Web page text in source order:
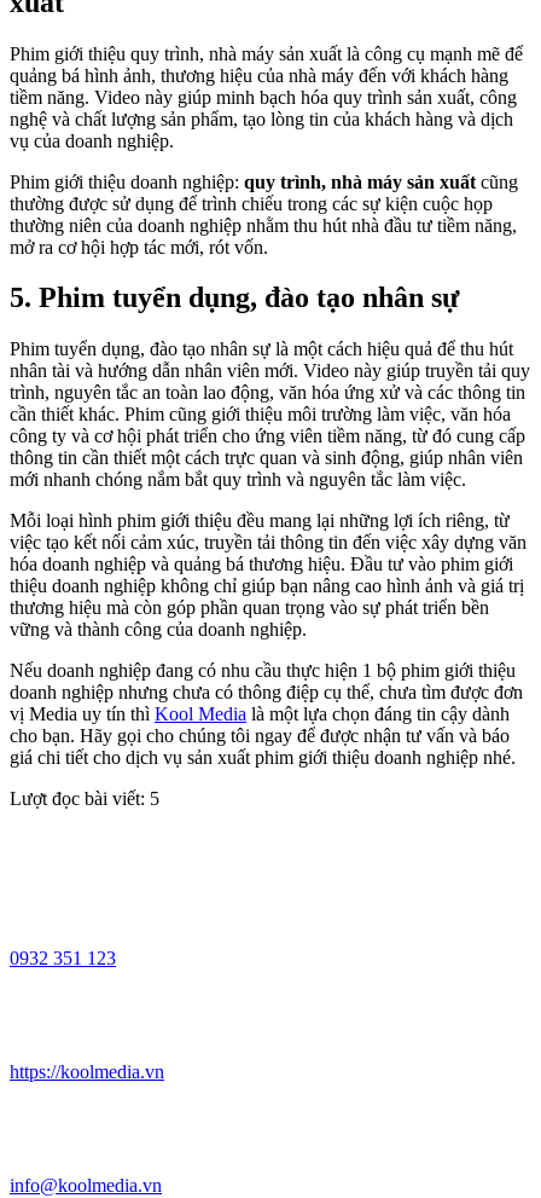
Phim giới thiệu quy trình, nhà máy sản xuất là công cụ mạnh mẽ để
quảng bá hình ảnh, thương hiệu của nhà máy đến với khách hàng
tiềm năng. Video này giúp minh bạch hóa quy trình sản xuất, công
nghệ và chất lượng sản phẩm, tạo lòng tin của khách hàng và dịch
vụ của doanh nghiệp.
Phim giới thiệu doanh nghiệp: quy trình, nhà máy sản xuất cũng
thường được sử dụng để trình chiếu trong các sự kiện cuộc họp
thường niên của doanh nghiệp nhằm thu hút nhà đầu tư tiềm năng,
mở ra cơ hội hợp tác mới, rót vốn.
5. Phim tuyển dụng, đào tạo nhân sự
Phim tuyển dụng, đào tạo nhân sự là một cách hiệu quả để thu hút
nhân tài và hướng dẫn nhân viên mới. Video này giúp truyền tải quy
trình, nguyên tắc an toàn lao động, văn hóa ứng xử và các thông tin
cần thiết khác. Phim cũng giới thiệu môi trường làm việc, văn hóa
công ty và cơ hội phát triển cho ứng viên tiềm năng, từ đó cung cấp
thông tin cần thiết một cách trực quan và sinh động, giúp nhân viên
mới nhanh chóng nắm bắt quy trình và nguyên tắc làm việc.
Mỗi loại hình phim giới thiệu đều mang lại những lợi ích riêng, từ
việc tạo kết nối cảm xúc, truyền tải thông tin đến việc xây dựng văn
hóa doanh nghiệp và quảng bá thương hiệu. Đầu tư vào phim giới
thiệu doanh nghiệp không chỉ giúp bạn nâng cao hình ảnh và giá trị
thương hiệu mà còn góp phần quan trọng vào sự phát triển bền
vững và thành công của doanh nghiệp.
Nếu doanh nghiệp đang có nhu cầu thực hiện 1 bộ phim giới thiệu
doanh nghiệp nhưng chưa có thông điệp cụ thể, chưa tìm được đơn
vị Media uy tín thì Kool Media là một lựa chọn đáng tin cậy dành
cho bạn. Hãy gọi cho chúng tôi ngay để được nhận tư vấn và báo
giá chi tiết cho dịch vụ sản xuất phim giới thiệu doanh nghiệp nhé.
Lượt đọc bài viết: 5
0932 351 123
https://koolmedia.vn
info@koolmedia.vn